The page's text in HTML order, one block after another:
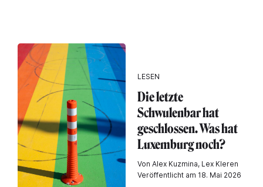
LESEN
Die letzte
Schwulenbar hat
geschlossen. Was hat
Luxemburg noch?
Von Alex Kuzmina, Lex Kleren
Veröffentlicht am 18. Mai 2026